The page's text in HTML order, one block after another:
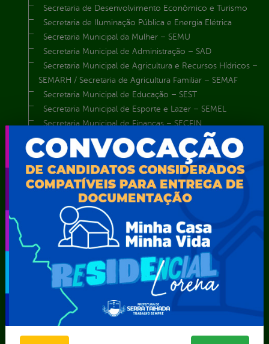
Secretaria de Desenvolvimento Econômico e Turismo
Secretaria de Iluminação Pública e Energia Elétrica
Secretaria Municipal da Mulher – SEMU
Secretaria Municipal de Administração – SAD
Secretaria Municipal de Agricultura e Recursos Hídricos –
SEMARH / Secretaria de Agricultura Familiar – SEMAF
Secretaria Municipal de Educação – SEST
Secretaria Municipal de Esporte e Lazer – SEMEL
Secretaria Municipal de Finanças – SECFIN
Secretaria Municipal de Governo – SEGOV
Secretaria Municipal de Meio Ambiente – SEMA
Secretaria Municipal de Planejamento e Gestão – SEPLAG
Secretaria Municipal de Relações Institucionais – SEMRI
Secretaria Municipal de Saúde – SMS
Secretaria Municipal de Serviços Públicos – SEMUSP
Superintendência de Trânsito e Transportes de Serra
Talhada-STTRANS
Portal da
Transparência
E-sic
Como
solicitar
Consulte sua
Outros
Serviços